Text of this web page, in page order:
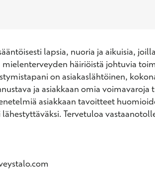
lapsia, nuoria ja aikuisia,
mielenterveyden häiriöistä johtuvia
on asiakaslähtöinen,
ja asiakkaan omia voimavaroja
asiakkaan tavoitteet
Tervetuloa